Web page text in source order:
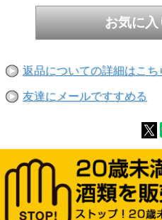
ーミーな印象と、羊羹の
甘く香ばしい風味が特徴
て、後味はスッキリとし
黒糖ラムだからこそ感じ
スは、ジャパニーズラム
です。
和洋問わずスイーツへの
40度 720ml
返品についての詳細はこち
友達にメールですすめる